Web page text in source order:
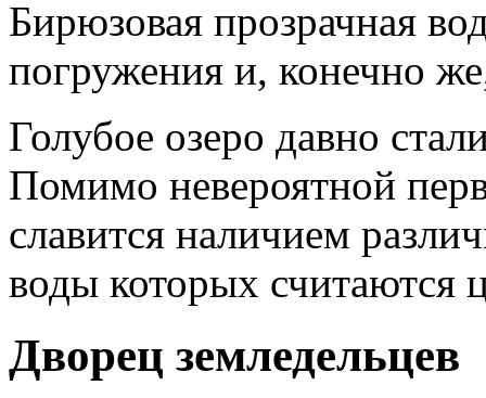
Бирюзовая прозрачная
погружения и, конечно
Голубое озеро давно
Помимо невероятной
славится наличием
воды которых считаются
Дворец земледельцев